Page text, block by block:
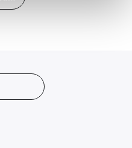
och annonserna